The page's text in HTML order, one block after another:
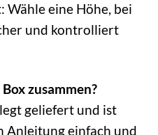
Wähle eine Höhe, bei
und kontrolliert
zusammen?
geliefert und ist
Anleitung einfach und